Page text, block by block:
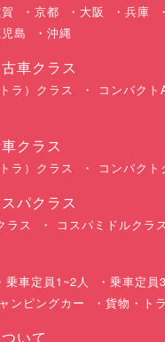
京都 大阪 兵庫
島 沖縄
車クラス
ラ）クラス コンパクト
クラス
ラ）クラス コンパクト
パクラス
ラス コスパミドルクラ
乗車定員1~2人 乗車定員
ンピングカー 貨物・ト
いて